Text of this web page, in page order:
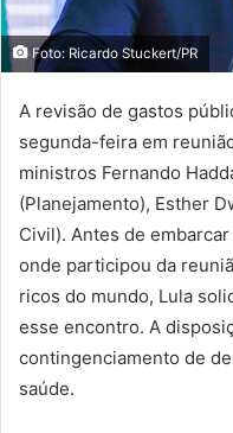
Foto: Ricardo Stuckert/PR
A revisão de gastos
segunda-feira em
ministros Fernando
(Planejamento), Esther
Civil). Antes de
onde participou da
ricos do mundo, Lula
esse encontro. A
contingenciamento de
saúde.